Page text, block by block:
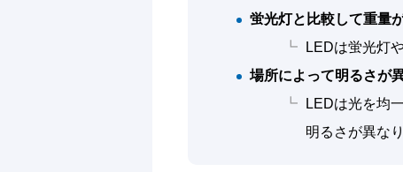
蛍光灯と比較して重量
LEDは蛍光灯
場所によって明るさが
LEDは光を均
明るさが異な